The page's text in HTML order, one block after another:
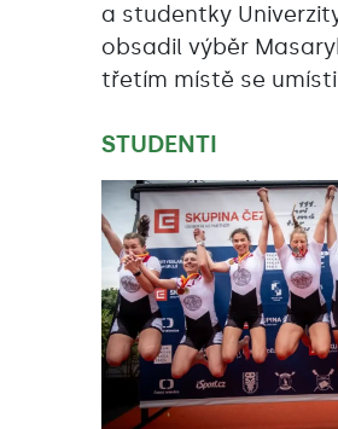
a studentky
obsadil výběr
třetím místě se
STUDENTI